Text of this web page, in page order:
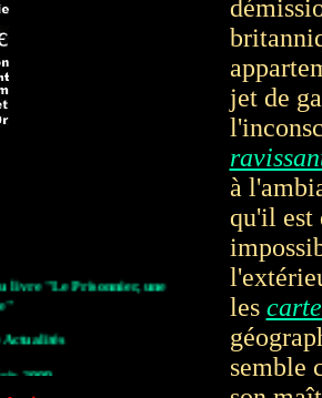
livre "Le Prisonnier, une
jet de
à
qu'il est
les
semble